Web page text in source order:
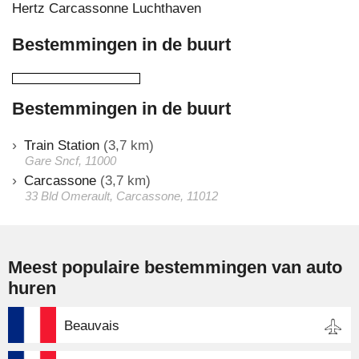
Hertz Carcassonne Luchthaven
Bestemmingen in de buurt
Bestemmingen in de buurt
Train Station (3,7 km)
Gare Sncf, 11000
Carcassone (3,7 km)
33 Bld Omerault, Carcassone, 11012
Meest populaire bestemmingen van auto
huren
Beauvais